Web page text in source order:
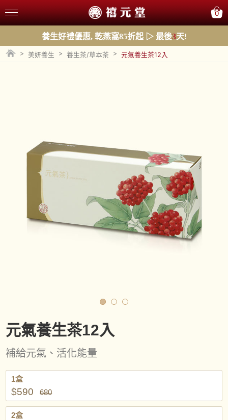
0
養生好禮優惠, 乾燕窩85折起 ▷ 最後3天!
> 美妍養生 > 養生茶/草本茶 > 元氣養生茶12入
元氣養生茶12入
補給元氣、活化能量
1盒
$590 680
2盒